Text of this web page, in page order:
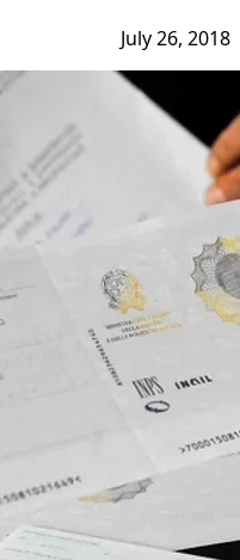
July 26, 2018